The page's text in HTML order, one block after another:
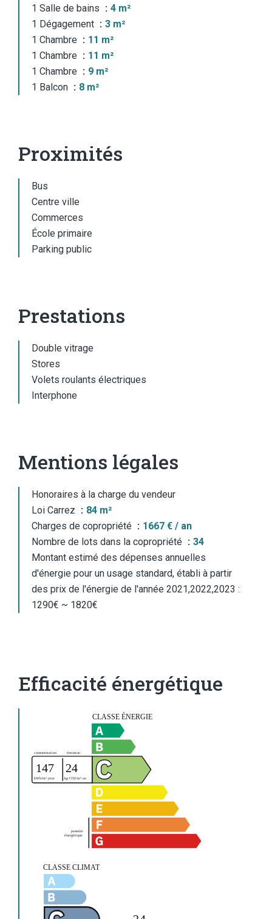
1 Salle de bains
4 m²
1 Dégagement
3 m²
1 Chambre
11 m²
1 Chambre
11 m²
1 Chambre
9 m²
1 Balcon
8 m²
Proximités
Bus
Centre ville
Commerces
École primaire
Parking public
Prestations
Double vitrage
Stores
Volets roulants électriques
Interphone
Mentions légales
Honoraires à la charge du vendeur
Loi Carrez
84 m²
Charges de copropriété
1667 € / an
Nombre de lots dans la copropriété
34
Montant estimé des dépenses annuelles
d'énergie pour un usage standard, établi à partir
des prix de l'énergie de l'année 2021,2022,2023 :
1290€ ~ 1820€
Efficacité énergétique